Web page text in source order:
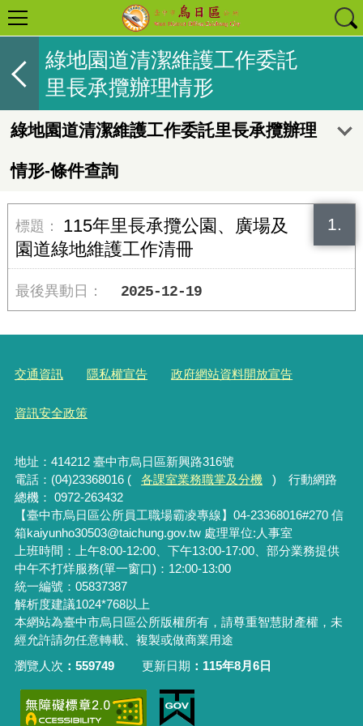
綠地園道清潔維護工作委託
里長承攬辦理情形
綠地園道清潔維護工作委託里長承攬辦理
情形-條件查詢
1.
115年里長承攬公園、廣場及
園道綠地維護工作清冊
2025-12-19
交通資訊 隱私權宣告 政府網站資料開放宣告
資訊安全政策
地址：414212 臺中市烏日區新興路316號
電話：(04)23368016 (
各課室業務職掌及分機
) 行動網路
總機： 0972-263432
【臺中市烏日區公所員工職場霸凌專線】04-23368016#270 信
箱kaiyunho30503@taichung.gov.tw 處理單位:人事室
上班時間：上午8:00-12:00、下午13:00-17:00、部分業務提供
中午不打烊服務(單一窗口)：12:00-13:00
統一編號：05837387
解析度建議1024*768以上
本網站為臺中市烏日區公所版權所有，請尊重智慧財產權，未
經允許請勿任意轉載、複製或做商業用途
瀏覽人次
559749 更新日期 115年8月6日